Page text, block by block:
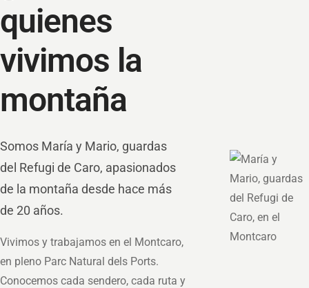
quienes
vivimos la
montaña
Somos María y Mario, guardas
del Refugi de Caro, apasionados
de la montaña desde hace más
de 20 años.
Vivimos y trabajamos en el Montcaro,
en pleno Parc Natural dels Ports.
Conocemos cada sendero, cada ruta y